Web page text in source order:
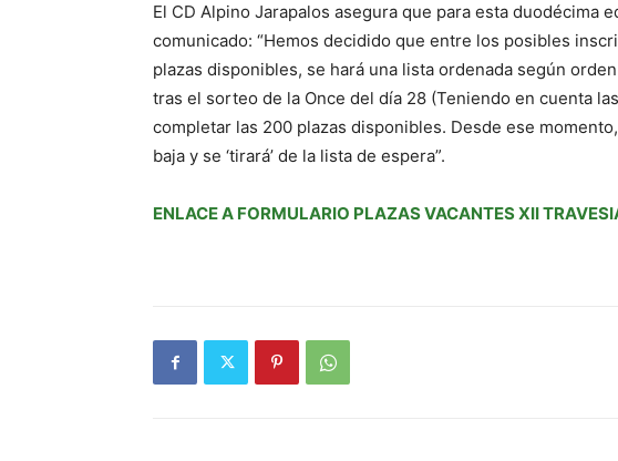
El CD Alpino Jarapalos asegura que para esta duodécima
comunicado: “Hemos decidido que entre los posibles
plazas disponibles, se hará una lista ordenada según
tras el sorteo de la Once del día 28 (Teniendo en cuenta
completar las 200 plazas disponibles. Desde ese
baja y se ‘tirará’ de la lista de espera”.
ENLACE A FORMULARIO PLAZAS VACANTES XII